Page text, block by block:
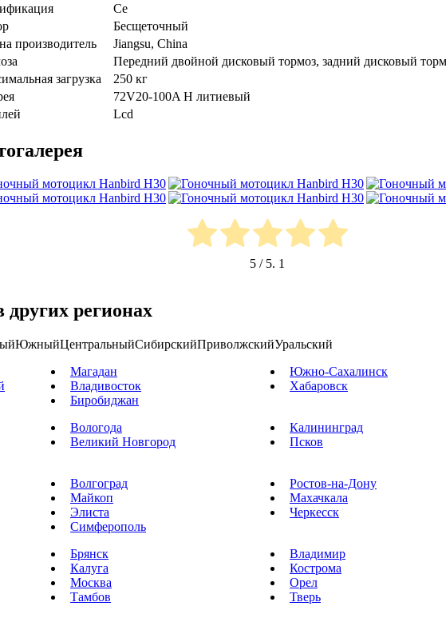
Ce
Бесщеточный
производитель
Jiangsu, China
Передний двойной дисковый тормоз, задний дисковый
загрузка
250 кг
72V20-100A H литиевый
Lcd
5 / 5. 1
других регионах
ЮжныйЦентральныйСибирскийПриволжскийУральский
Магадан
Южно-Сахалинск
Владивосток
Хабаровск
Биробиджан
Вологода
Калининград
Великий Новгород
Псков
Волгоград
Ростов-на-Дону
Майкоп
Махачкала
Элиста
Черкесск
Симферополь
Брянск
Владимир
Калуга
Кострома
Москва
Орел
Тамбов
Тверь